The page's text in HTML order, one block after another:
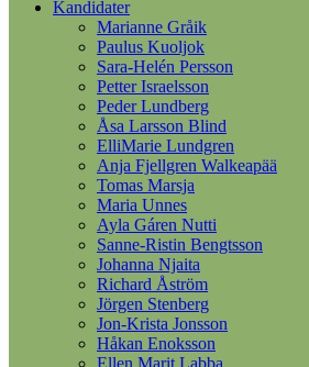
Kandidater
Marianne Gråik
Paulus Kuoljok
Sara-Helén Persson
Petter Israelsson
Peder Lundberg
Åsa Larsson Blind
ElliMarie Lundgren
Anja Fjellgren Walkeapää
Tomas Marsja
Maria Unnes
Ayla Gáren Nutti
Sanne-Ristin Bengtsson
Johanna Njaita
Richard Åström
Jörgen Stenberg
Jon-Krista Jonsson
Håkan Enoksson
Ellen Marit Labba